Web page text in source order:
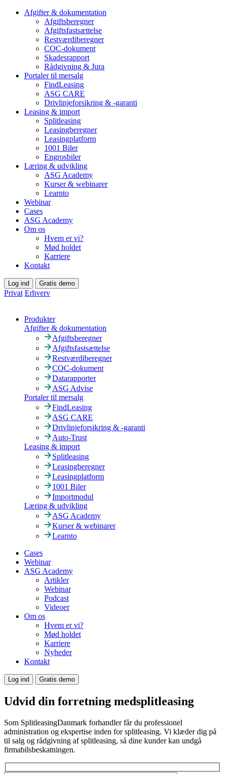
Afgifter & dokumentation
Afgiftsberegner
Afgiftsfastsættelse
Restværdiberegner
COC-dokument
Skadesrapport
Rådgivning & Jura
Portaler til mersalg
FindLeasing
ASG CARE
Drivlinjeforsikring & -garanti
Leasing & import
Splitleasing
Leasingberegner
Leasingplatform
1001 Biler
Engrosbiler
Læring & udvikling
ASG Academy
Kurser & webinarer
Learnto
Webinar
Cases
ASG Academy
Om os
Hvem er vi?
Mød holdet
Karriere
Kontakt
Log ind Gratis demo
Privat Erhverv
Produkter
Afgifter & dokumentation
Afgiftsberegner
Afgiftsfastsættelse
Restværdiberegner
COC-dokument
Datarapporter
ASG Advise
Portaler til mersalg
FindLeasing
ASG CARE
Drivlinjeforsikring & -garanti
Auto-Trust
Leasing & import
Splitleasing
Leasingberegner
Leasingplatform
1001 Biler
Importmodul
Læring & udvikling
ASG Academy
Kurser & webinarer
Learnto
Cases
Webinar
ASG Academy
Artikler
Webinar
Podcast
Videoer
Om os
Hvem er vi?
Mød holdet
Karriere
Nyheder
Kontakt
Log ind Gratis demo
Udvid din forretning medsplitleasing
Som SplitleasingDanmark forhandler får du professionel
administration og ekspertise inden for splitleasing. Vi klæder dig på
til salg og rådgivning af splitleasing, så dine kunder kan undgå
firmabilsbeskatningen.